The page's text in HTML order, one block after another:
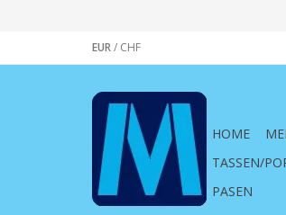
EUR/ CHF
HOME
TASSEN/
PASEN